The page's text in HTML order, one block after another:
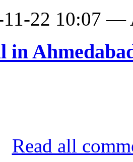
11-22 10:07 —
in
Read all